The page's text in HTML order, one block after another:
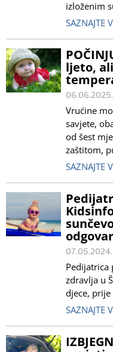
izloženim
SAZNAJTE
ljeto,
06.06.2025.
Vrućine
savjete,
od šest
zaštitom,
SAZNAJTE
07.05.2024.
Pedijatrica
zdravlja u
djece, prije
SAZNAJTE